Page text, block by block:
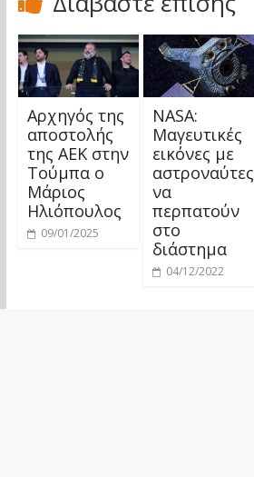
Αρχηγός της
αποστολής
της ΑΕΚ στην
Τούμπα ο
Μάριος
Ηλιόπουλος
09/01/2025
NASA:
Μαγευτικές
εικόνες με
αστροναύτες
να
περπατούν
στο
διάστημα
04/12/2022